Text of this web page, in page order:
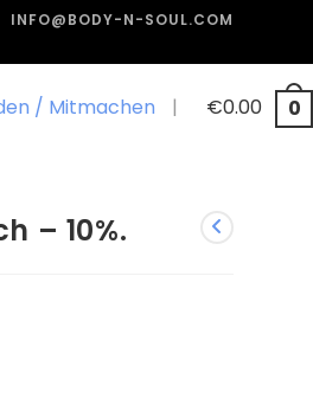
INFO@BODY-N-SOUL.COM
/ Mitmachen | €0.00 0
– 10%.